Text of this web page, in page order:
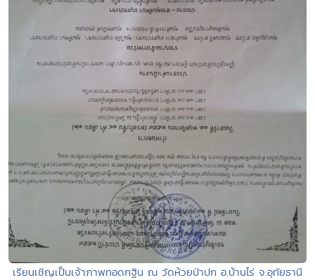
เรียนเชิญเป็นเจ้าภาพทอดกฐิน ณ วัดห้วยป่าปก อ.บ้านไร่ จ.อุทัยธานี